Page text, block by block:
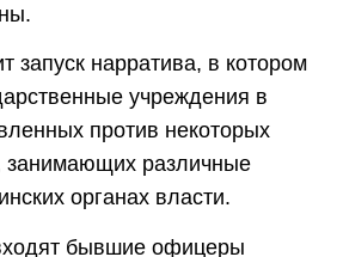
запуск нарратива, в котором
учреждения в
против некоторых
занимающих различные
органах власти.
бывшие офицеры